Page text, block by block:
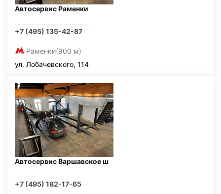
Автосервис Раменки
+7 (495) 135-42-87
Раменки(900 м)
ул. Лобачевского, 114
Автосервис Варшавское ш
+7 (495) 182-17-65